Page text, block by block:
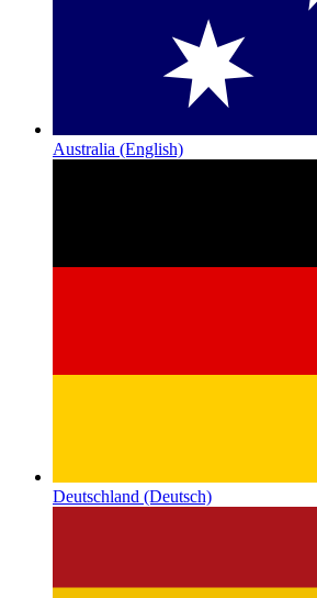
Australia (English)
Deutschland (Deutsch)